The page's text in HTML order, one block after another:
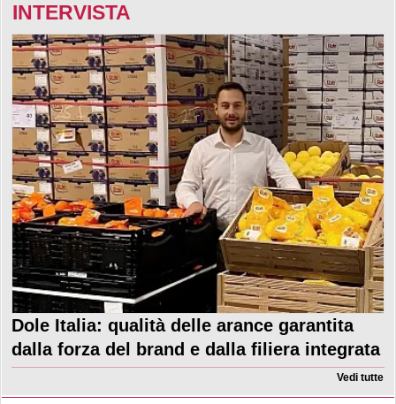
INTERVISTA
Dole Italia: qualità delle arance garantita
dalla forza del brand e dalla filiera integrata
Vedi tutte